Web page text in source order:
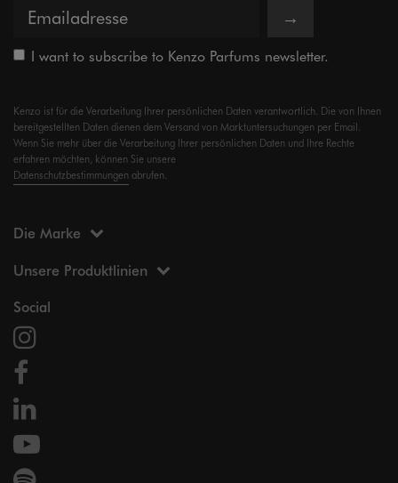
→
I want to subscribe to Kenzo Parfums newsletter.
Kenzo ist für die Verarbeitung Ihrer persönlichen Daten verantwortlich. Die von Ihnen
bereitgestellten Daten dienen dem Versand von Marktuntersuchungen per Email.
Wenn Sie mehr über die Verarbeitung Ihrer persönlichen Daten und Ihre Rechte
erfahren möchten, können Sie unsere
Datenschutzbestimmungen abrufen.
Die Marke
Unsere Produktlinien
Social